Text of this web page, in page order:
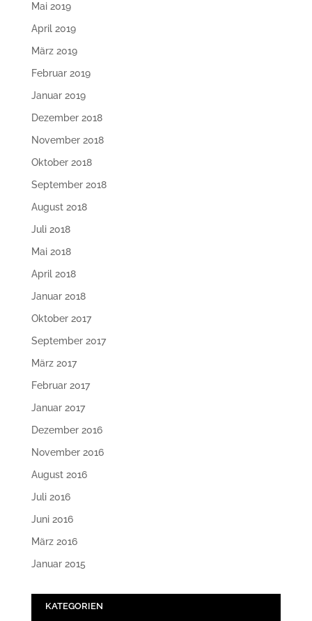
Mai 2019
April 2019
März 2019
Februar 2019
Januar 2019
Dezember 2018
November 2018
Oktober 2018
September 2018
August 2018
Juli 2018
Mai 2018
April 2018
Januar 2018
Oktober 2017
September 2017
März 2017
Februar 2017
Januar 2017
Dezember 2016
November 2016
August 2016
Juli 2016
Juni 2016
März 2016
Januar 2015
KATEGORIEN